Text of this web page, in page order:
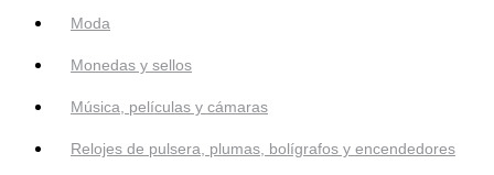
Moda
Monedas y sellos
Música, películas y cámaras
Relojes de pulsera, plumas, bolígrafos y encendedores